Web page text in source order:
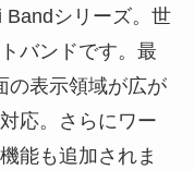
Bandシリーズ。世
バンドです。最
の表示領域が広が
応。さらにワー
能も追加されま